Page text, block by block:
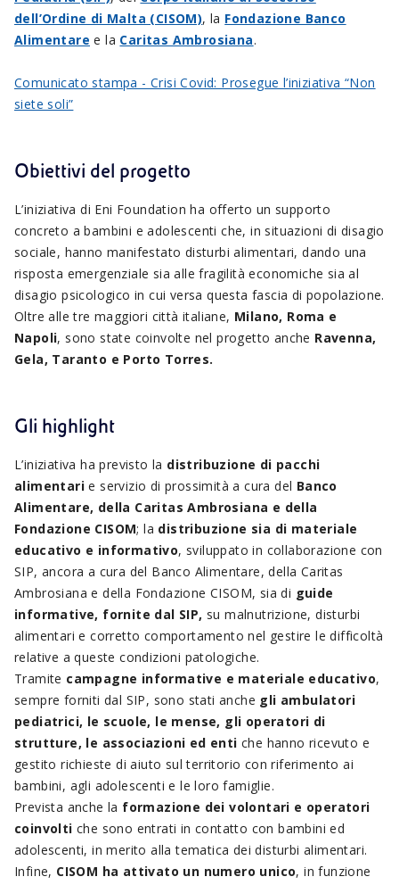
dell’Ordine di Malta (CISOM), la Fondazione Banco
Alimentare e la Caritas Ambrosiana.
Comunicato stampa - Crisi Covid: Prosegue l’iniziativa “Non
siete soli”
Obiettivi del progetto
L’iniziativa di Eni Foundation ha offerto un supporto
concreto a bambini e adolescenti che, in situazioni di disagio
sociale, hanno manifestato disturbi alimentari, dando una
risposta emergenziale sia alle fragilità economiche sia al
disagio psicologico in cui versa questa fascia di popolazione.
Oltre alle tre maggiori città italiane, Milano, Roma e
Napoli, sono state coinvolte nel progetto anche Ravenna,
Gela, Taranto e Porto Torres.
Gli highlight
L’iniziativa ha previsto la distribuzione di pacchi
alimentari e servizio di prossimità a cura del Banco
Alimentare, della Caritas Ambrosiana e della
Fondazione CISOM; la distribuzione sia di materiale
educativo e informativo, sviluppato in collaborazione con
SIP, ancora a cura del Banco Alimentare, della Caritas
Ambrosiana e della Fondazione CISOM, sia di guide
informative, fornite dal SIP, su malnutrizione, disturbi
alimentari e corretto comportamento nel gestire le difficoltà
relative a queste condizioni patologiche.
Tramite campagne informative e materiale educativo,
sempre forniti dal SIP, sono stati anche gli ambulatori
pediatrici, le scuole, le mense, gli operatori di
strutture, le associazioni ed enti che hanno ricevuto e
gestito richieste di aiuto sul territorio con riferimento ai
bambini, agli adolescenti e le loro famiglie.
Prevista anche la formazione dei volontari e operatori
coinvolti che sono entrati in contatto con bambini ed
adolescenti, in merito alla tematica dei disturbi alimentari.
Infine, CISOM ha attivato un numero unico, in funzione